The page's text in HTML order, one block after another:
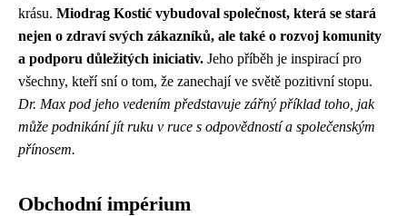
krásu. Miodrag Kostić vybudoval společnost, která se stará
nejen o zdraví svých zákazníků, ale také o rozvoj komunity
a podporu důležitých iniciativ. Jeho příběh je inspirací pro
všechny, kteří sní o tom, že zanechají ve světě pozitivní stopu.
Dr. Max pod jeho vedením představuje zářný příklad toho, jak
může podnikání jít ruku v ruce s odpovědností a společenským
přínosem.
Obchodní impérium